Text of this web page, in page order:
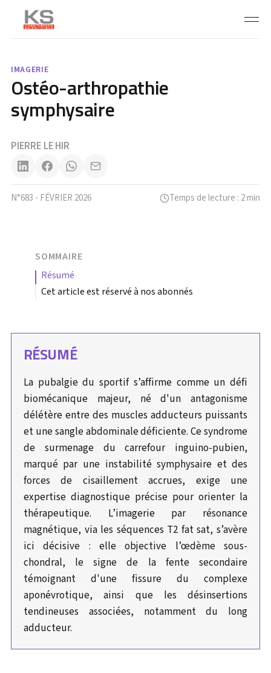
IMAGERIE
Ostéo-arthropathie
symphysaire
PIERRE LE HIR
N°683 - FÉVRIER 2026 Temps de lecture : 2 min
SOMMAIRE
résumé
Cet article est réservé à nos abonnés
RÉSUMÉ
La pubalgie du sportif s’affirme comme un défi
biomécanique majeur, né d'un antagonisme
délétère entre des muscles adducteurs puissants
et une sangle abdominale déficiente. Ce syndrome
de surmenage du carrefour inguino-pubien,
marqué par une instabilité symphysaire et des
forces de cisaillement accrues, exige une
expertise diagnostique précise pour orienter la
thérapeutique. L’imagerie par résonance
magnétique, via les séquences T2 fat sat, s’avère
ici décisive : elle objective l’œdème sous-
chondral, le signe de la fente secondaire
témoignant d'une fissure du complexe
aponévrotique, ainsi que les désinsertions
tendineuses associées, notamment du long
adducteur.